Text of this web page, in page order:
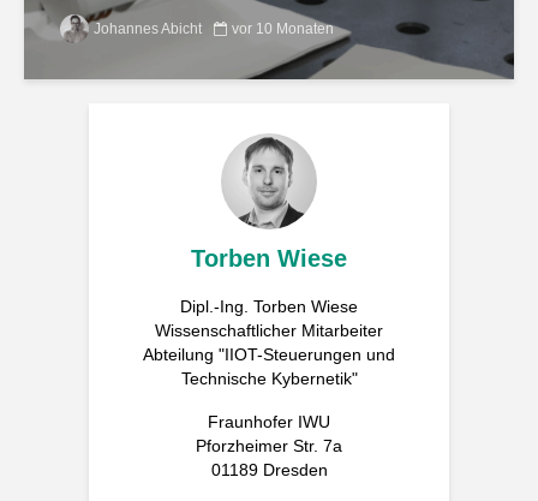
Johannes Abicht vor 10 Monaten
Torben Wiese
Dipl.-Ing. Torben Wiese
Wissenschaftlicher Mitarbeiter
Abteilung "IIOT-Steuerungen und
Technische Kybernetik"
Fraunhofer IWU
Pforzheimer Str. 7a
01189 Dresden